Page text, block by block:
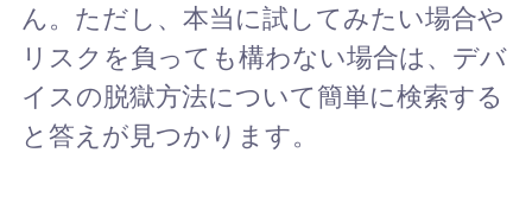
ん。ただし、本当に試してみたい場合や
リスクを負っても構わない場合は、デバ
イスの脱獄方法について簡単に検索する
と答えが見つかります。